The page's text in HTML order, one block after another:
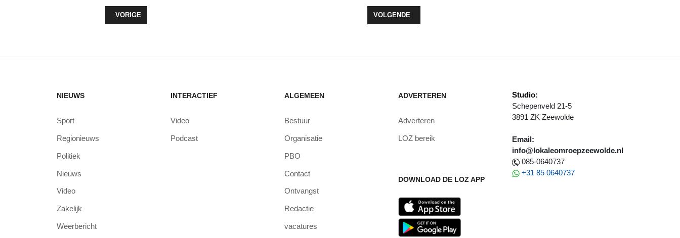
VORIG ARTIKEL: BEPERKTE OPKOMST MET GOEDE GESPREKKEN TIJDENS BIJEENKOMST WIJKWETHOUDER IN POLDERWIJK
VORIGE VOLGENDE ARTIKEL: GROENLINKS GESPREK AANGEGAAN IN STRATEN ZEEWOLDE
VOLGENDE
NIEUWS
Sport
Regionieuws
Politiek
Nieuws
Video
Zakelijk
Weerbericht
INTERACTIEF
Video
Podcast
ALGEMEEN
Bestuur
Organisatie
PBO
Contact
Ontvangst
Redactie
vacatures
ADVERTEREN
Adverteren
LOZ bereik
DOWNLOAD DE LOZ APP
Studio:
Schepenveld 21-5
3891 ZK Zeewolde
Email:
info@lokaleomroepzeewolde.nl
085-0640737
+31 85 0640737